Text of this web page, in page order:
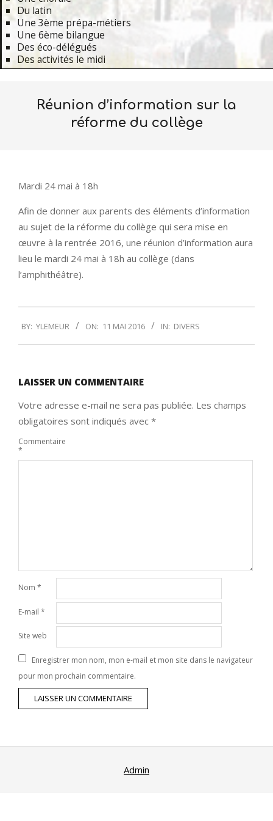
Du latin
Une 3ème prépa-métiers
Une 6ème bilangue
Des éco-délégués
Des activités le midi
Réunion d’information sur la
réforme du collège
Mardi 24 mai à 18h
Afin de donner aux parents des éléments d’information
au sujet de la réforme du collège qui sera mise en
œuvre à la rentrée 2016, une réunion d’information aura
lieu le mardi 24 mai à 18h au collège (dans
l’amphithéâtre).
05-
11
BY: YLEMEUR ON: 11 MAI 2016 IN: DIVERS
LAISSER UN COMMENTAIRE
Votre adresse e-mail ne sera pas publiée. Les champs
obligatoires sont indiqués avec *
Commentaire
*
Nom *
E-mail *
Site web
Enregistrer mon nom, mon e-mail et mon site dans le navigateur
pour mon prochain commentaire.
Admin